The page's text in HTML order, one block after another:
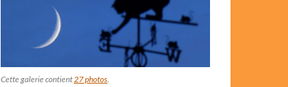
Cette galerie contient27 photos.